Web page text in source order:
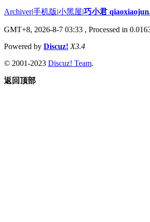
Archiver|手机版|小黑屋|巧小君
GMT+8, 2026-8-7 03:33 , Processed in
Powered by Discuz! X3.4
© 2001-2023 Discuz! Team.
返回顶部